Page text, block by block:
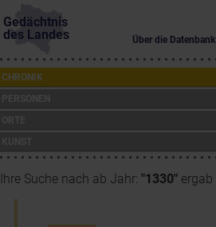
Gedächtnis
des Landes
Über die Datenbank
CHRONIK
Ihre Suche nach ab Jahr: "1330" ergab